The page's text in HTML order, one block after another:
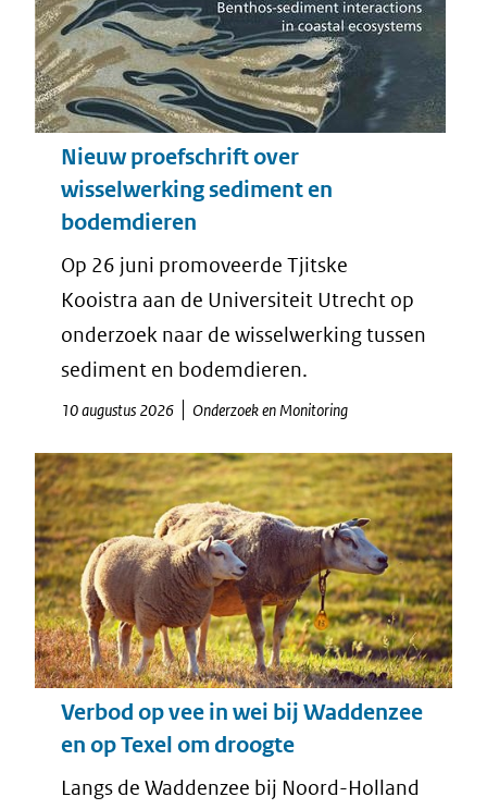
Nieuw proefschrift over
wisselwerking sediment en
bodemdieren
Op 26 juni promoveerde Tjitske
Kooistra aan de Universiteit Utrecht op
onderzoek naar de wisselwerking tussen
sediment en bodemdieren.
10 augustus 2026 Onderzoek en Monitoring
Verbod op vee in wei bij Waddenzee
en op Texel om droogte
Langs de Waddenzee bij Noord-Holland